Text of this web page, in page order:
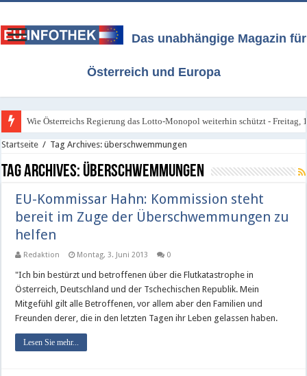
Das unabhängige Magazin für
Österreich und Europa
Wie Österreichs Regierung das Lotto-Monopol weiterhin schützt - Freitag,
Startseite / Tag Archives: überschwemmungen
Tag Archives: überschwemmungen
EU-Kommissar Hahn: Kommission steht
bereit im Zuge der Überschwemmungen zu
helfen
Redaktion Montag, 3. Juni 2013 0
"Ich bin bestürzt und betroffenen über die Flutkatastrophe in
Österreich, Deutschland und der Tschechischen Republik. Mein
Mitgefühl gilt alle Betroffenen, vor allem aber den Familien und
Freunden derer, die in den letzten Tagen ihr Leben gelassen haben.
Lesen Sie mehr...